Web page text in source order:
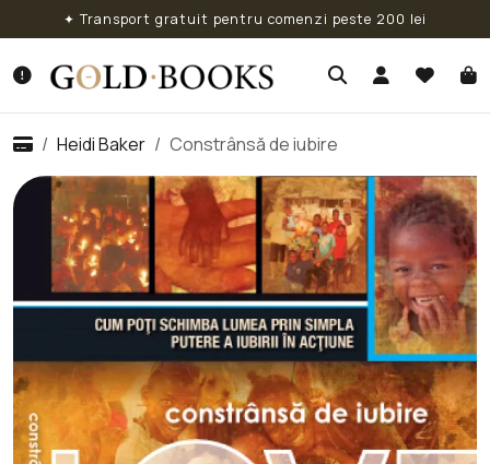
✦ Transport gratuit pentru comenzi peste 200 lei
Heidi Baker Constrânsă de iubire